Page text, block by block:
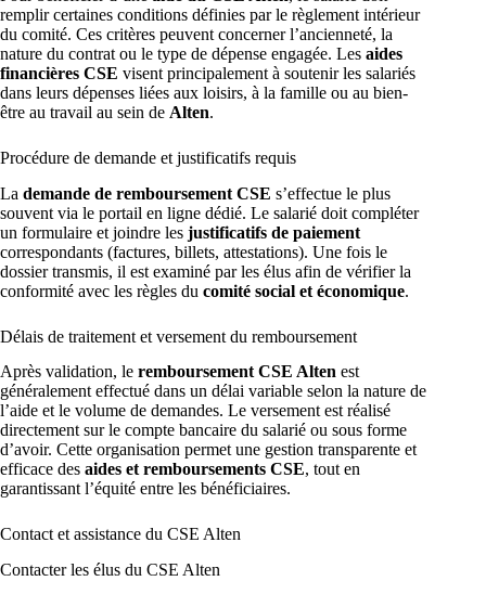
remplir certaines conditions définies par le règlement intérieur
du comité. Ces critères peuvent concerner l’ancienneté, la
nature du contrat ou le type de dépense engagée. Les aides
financières CSE visent principalement à soutenir les salariés
dans leurs dépenses liées aux loisirs, à la famille ou au bien-
être au travail au sein de Alten.
Procédure de demande et justificatifs requis
La demande de remboursement CSE s’effectue le plus
souvent via le portail en ligne dédié. Le salarié doit compléter
un formulaire et joindre les justificatifs de paiement
correspondants (factures, billets, attestations). Une fois le
dossier transmis, il est examiné par les élus afin de vérifier la
conformité avec les règles du comité social et économique.
Délais de traitement et versement du remboursement
Après validation, le remboursement CSE Alten est
généralement effectué dans un délai variable selon la nature de
l’aide et le volume de demandes. Le versement est réalisé
directement sur le compte bancaire du salarié ou sous forme
d’avoir. Cette organisation permet une gestion transparente et
efficace des aides et remboursements CSE, tout en
garantissant l’équité entre les bénéficiaires.
Contact et assistance du CSE Alten
Contacter les élus du CSE Alten